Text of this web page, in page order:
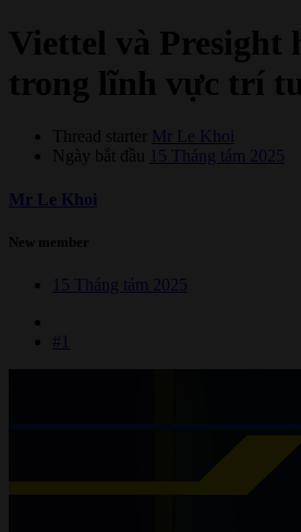
Viettel và Presight
trong lĩnh vực trí
Thread starter
Mr Le Khoi
Ngày bắt đầu
15 Tháng tám 2025
Mr Le Khoi
New member
15 Tháng tám 2025
#1